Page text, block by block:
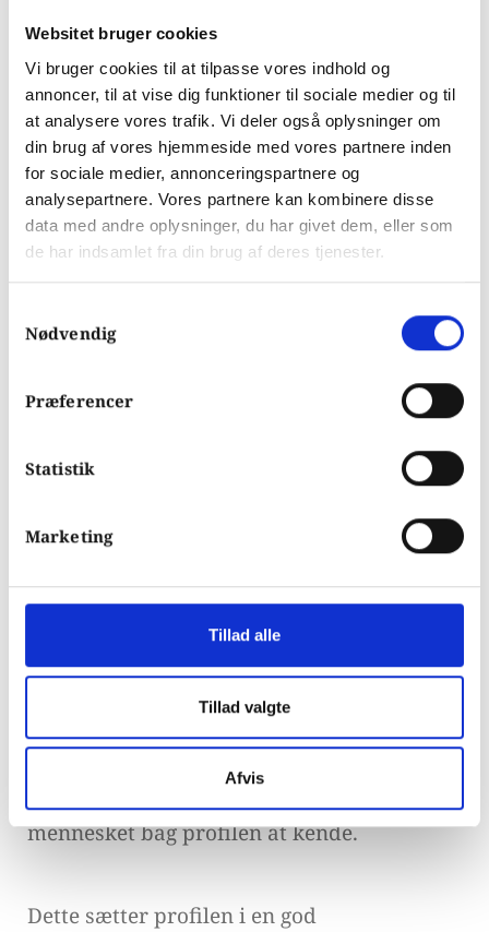
Websitet bruger cookies
Vi bruger cookies til at tilpasse vores indhold og
annoncer, til at vise dig funktioner til sociale medier og til
at analysere vores trafik. Vi deler også oplysninger om
din brug af vores hjemmeside med vores partnere inden
for sociale medier, annonceringspartnere og
analysepartnere. Vores partnere kan kombinere disse
data med andre oplysninger, du har givet dem, eller som
de har indsamlet fra din brug af deres tjenester.
Nødvendig
Præferencer
Statistik
Marketing
Tillad alle
Tillad valgte
Afvis
Sat i perspektiv til at mange har en favorit
tv- eller filmstjerne, og procentdelen af
mennesker der rent faktisk har mødt
stjernen, kan med sikkerhed antages til at
være lav. På trods af dette føler mange ofte,
Kom foran konkurrenterne
På nuværende tidspunkt er optagelsesraten
Dette vil ændre sig, hvor flere brugere vil
indse fordelene ved det og hoppe med
ombord på trenden.
At have en video giver den besøgende lyst
til at trykke på play og som standard lære
mennesket bag profilen at kende.
Dette sætter profilen i en god